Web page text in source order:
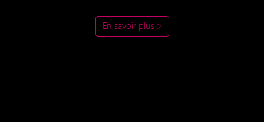
En savoir plus >